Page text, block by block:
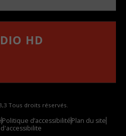
HD
Tous droits réservés.
Politique d’accessibilitéPlan du site